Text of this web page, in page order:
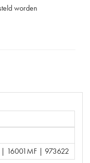
worden
16001MF | 973622